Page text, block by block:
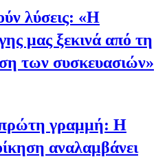
λύσεις: «Η
μας ξεκινά από τη
των συσκευασιών»
γραμμή: Η
αναλαμβάνει